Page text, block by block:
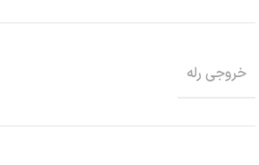
خروجی رله